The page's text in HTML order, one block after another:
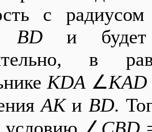
с
BD и будет
в
KDA∠KAD
AKи BD.